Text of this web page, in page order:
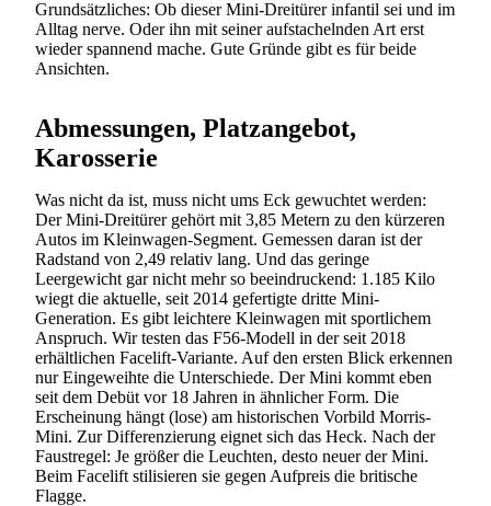
Grundsätzliches: Ob dieser Mini-Dreitürer infantil sei und im
Alltag nerve. Oder ihn mit seiner aufstachelnden Art erst
wieder spannend mache. Gute Gründe gibt es für beide
Ansichten.
Abmessungen, Platzangebot,
Karosserie
Was nicht da ist, muss nicht ums Eck gewuchtet werden:
Der Mini-Dreitürer gehört mit 3,85 Metern zu den kürzeren
Autos im Kleinwagen-Segment. Gemessen daran ist der
Radstand von 2,49 relativ lang. Und das geringe
Leergewicht gar nicht mehr so beeindruckend: 1.185 Kilo
wiegt die aktuelle, seit 2014 gefertigte dritte Mini-
Generation. Es gibt leichtere Kleinwagen mit sportlichem
Anspruch. Wir testen das F56-Modell in der seit 2018
erhältlichen Facelift-Variante. Auf den ersten Blick erkennen
nur Eingeweihte die Unterschiede. Der Mini kommt eben
seit dem Debüt vor 18 Jahren in ähnlicher Form. Die
Erscheinung hängt (lose) am historischen Vorbild Morris-
Mini. Zur Differenzierung eignet sich das Heck. Nach der
Faustregel: Je größer die Leuchten, desto neuer der Mini.
Beim Facelift stilisieren sie gegen Aufpreis die britische
Flagge.